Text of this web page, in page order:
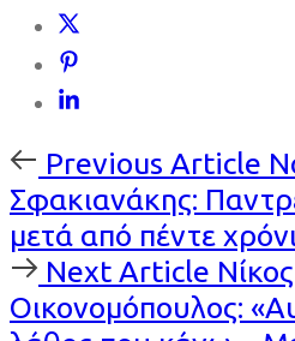
Previous
Article
Previous Article
Σφακιανάκης:
μετά από πέντε
Next
Article
Next Article Νίκος
Οικονομόπουλος: